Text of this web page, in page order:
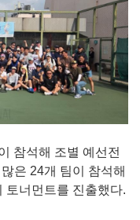
참석해 조별 예선전
은 24개 팀이 참석해
토너먼트를 진출했다.